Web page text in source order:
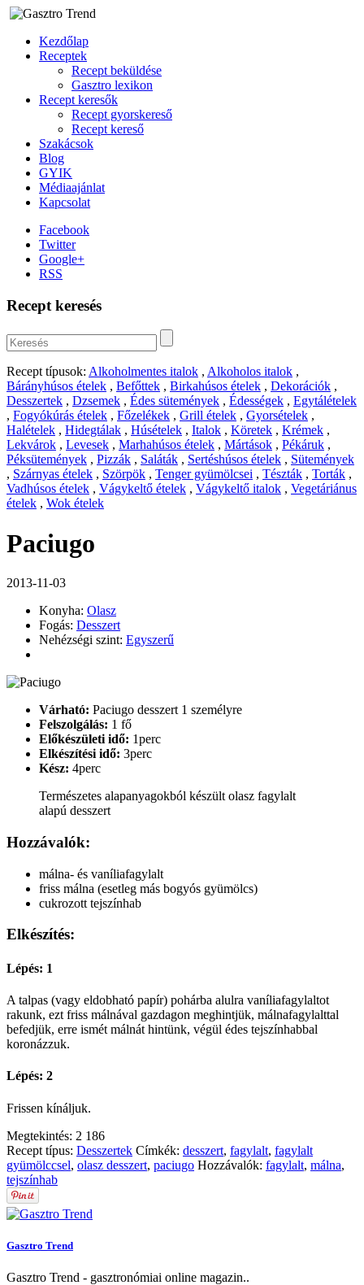
Kezdőlap
Receptek
Recept beküldése
Gasztro lexikon
Recept keresők
Recept gyorskereső
Recept kereső
Szakácsok
Blog
GYIK
Médiaajánlat
Kapcsolat
Facebook
Twitter
Google+
RSS
Recept keresés
Recept típusok: Alkoholmentes italok , Alkoholos italok ,
Bárányhúsos ételek , Befőttek , Birkahúsos ételek , Dekorációk ,
Desszertek , Dzsemek , Édes sütemények , Édességek , Egytálételek
, Fogyókúrás ételek , Főzelékek , Grill ételek , Gyorsételek ,
Halételek , Hidegtálak , Húsételek , Italok , Köretek , Krémek ,
Lekvárok , Levesek , Marhahúsos ételek , Mártások , Pékáruk ,
Péksütemények , Pizzák , Saláták , Sertéshúsos ételek , Sütemények
, Szárnyas ételek , Szörpök , Tenger gyümölcsei , Tészták , Torták ,
Vadhúsos ételek , Vágykeltő ételek , Vágykeltő italok , Vegetáriánus
ételek , Wok ételek
Paciugo
2013-11-03
Konyha: Olasz
Fogás: Desszert
Nehézségi szint: Egyszerű
Várható: Paciugo desszert 1 személyre
Felszolgálás: 1 fő
Előkészületi idő: 1perc
Elkészítési idő: 3perc
Kész: 4perc
Természetes alapanyagokból készült olasz fagylalt
alapú desszert
Hozzávalók:
málna- és vaníliafagylalt
friss málna (esetleg más bogyós gyümölcs)
cukrozott tejszínhab
Elkészítés:
Lépés: 1
A talpas (vagy eldobható papír) pohárba alulra vaníliafagylaltot
rakunk, ezt friss málnával gazdagon meghintjük, málnafagylalttal
befedjük, erre ismét málnát hintünk, végül édes tejszínhabbal
koronázzuk.
Lépés: 2
Frissen kínáljuk.
Megtekintés: 2 186
Recept típus: Desszertek Címkék: desszert, fagylalt, fagylalt
gyümölccsel, olasz desszert, paciugo Hozzávalók: fagylalt, málna,
tejszínhab
Gasztro Trend
Gasztro Trend - gasztronómiai online magazin..